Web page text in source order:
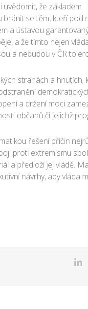
že základem
bránit se těm, kteří pod
a ústavou
a že tímto nejen
a nebudou v ČR
stranách a hnutích,
a držení moci
občanů či jejichž
řešení příčin
proti extremismu
a předloží jej vládě.
návrhy, aby vláda